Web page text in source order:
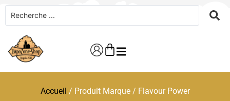
Accueil / Produit Marque / Flavour Power